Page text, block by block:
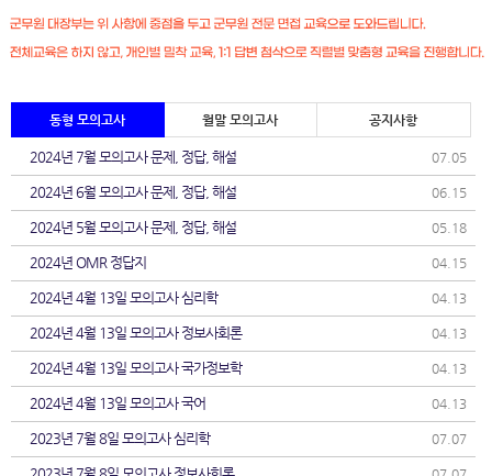
동형 모의고사 월말 모의고사 공지사항
2024년 7월 모의고사 문제, 정답, 해설 07.05
2024년 6월 모의고사 문제, 정답, 해설 06.15
2024년 5월 모의고사 문제, 정답, 해설 05.18
2024년 OMR 정답지 04.15
2024년 4월 13일 모의고사 심리학 04.13
2024년 4월 13일 모의고사 정보사회론 04.13
2024년 4월 13일 모의고사 국가정보학 04.13
2024년 4월 13일 모의고사 국어 04.13
2023년 7월 8일 모의고사 심리학 07.07